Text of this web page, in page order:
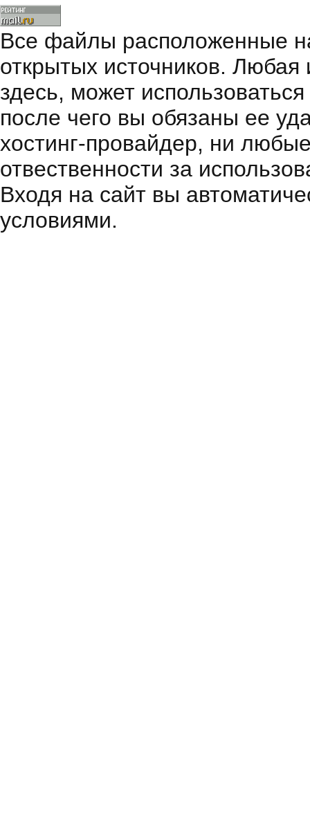
Все файлы расположенные
открытых источников.
здесь, может
после чего вы обязаны ее
хостинг-провайдер, ни
отвественности за
Входя на сайт вы
условиями.